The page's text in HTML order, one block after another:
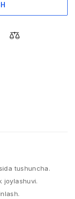
tushuncha.
joylashuvi.